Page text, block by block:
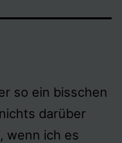
so ein bisschen
darüber
wenn ich es